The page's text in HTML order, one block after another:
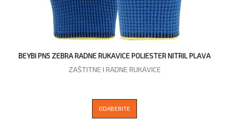
BEYBI PN5 ZEBRA RADNE RUKAVICE POLIESTER NITRIL PLAVA
ZAŠTITNE I RADNE RUKAVICE
ODABERITE